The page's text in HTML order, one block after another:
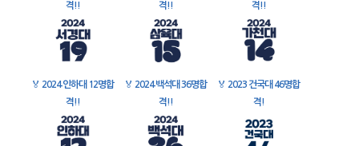
격!!
격!!
격!!
🏅 2024 인하대 12명합
격!!
🏅 2024 백석대 36명합
격!!
🏅 2023 건국대 46명합
격!